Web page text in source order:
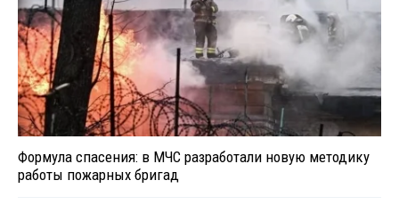
Формула спасения: в МЧС разработали новую методику
работы пожарных бригад